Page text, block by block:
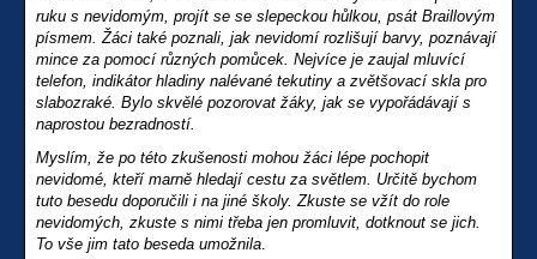
ruku s nevidomým, projít se se slepeckou hůlkou, psát Braillovým
písmem. Žáci také poznali, jak nevidomí rozlišují barvy, poznávají
mince za pomocí různých pomůcek. Nejvíce je zaujal mluvící
telefon, indikátor hladiny nalévané tekutiny a zvětšovací skla pro
slabozraké. Bylo skvělé pozorovat žáky, jak se vypořádávají s
naprostou bezradností.
Myslím, že po této zkušenosti mohou žáci lépe pochopit
nevidomé, kteří marně hledají cestu za světlem. Určitě bychom
tuto besedu doporučili i na jiné školy. Zkuste se vžít do role
nevidomých, zkuste s nimi třeba jen promluvit, dotknout se jich.
To vše jim tato beseda umožnila.